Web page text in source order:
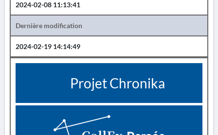
2024-02-08 11:13:41
Dernière modification
2024-02-19 14:14:49
Projet Chronika